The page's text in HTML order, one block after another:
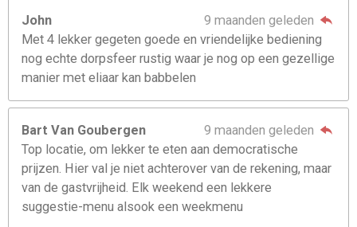
John
9 maanden geleden
Met 4 lekker gegeten goede en vriendelijke bediening
nog echte dorpsfeer rustig waar je nog op een gezellige
manier met eliaar kan babbelen
Bart Van Goubergen
9 maanden geleden
Top locatie, om lekker te eten aan democratische
prijzen. Hier val je niet achterover van de rekening, maar
van de gastvrijheid. Elk weekend een lekkere
suggestie-menu alsook een weekmenu